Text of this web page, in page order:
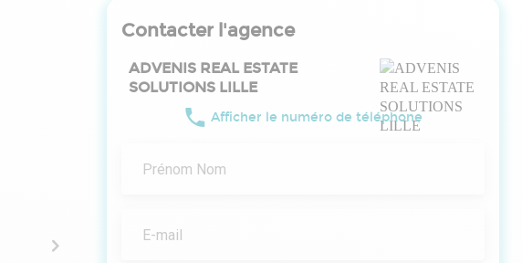
Contacter l'agence
ADVENIS REAL ESTATE
SOLUTIONS LILLE
Afficher le numéro de téléphone
Prénom Nom
E-mail